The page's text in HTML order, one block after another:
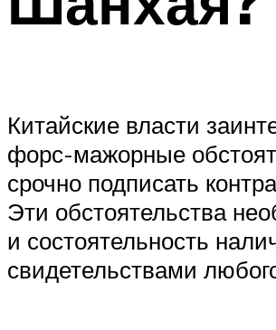
Китайские власти
форс-мажорные
срочно подписать
Эти обстоятельства
и состоятельность
свидетельствами